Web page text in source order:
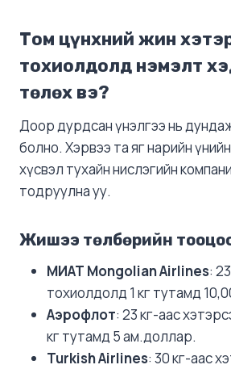
Том цүнхний жин
тохиолдолд нэмэлт
төлөх вэ?
Доор дурдсан үнэлгээ нь
болно. Хэрвээ та яг нарийн
хүсвэл тухайн нислэгийн
тодруулна уу.
Жишээ төлбөрийн
МИАТ Mongolian Airlines:
тохиолдолд 1 кг тутамд
Аэрофлот: 23 кг-аас
кг тутамд 5 ам.доллар.
Turkish Airlines: 30 кг-аас